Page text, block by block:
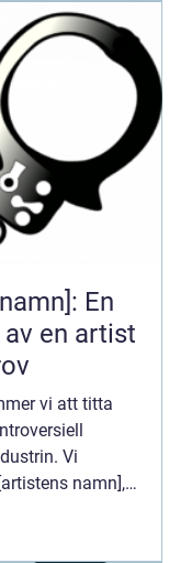
En
en artist
vi att titta
Vi
namn],